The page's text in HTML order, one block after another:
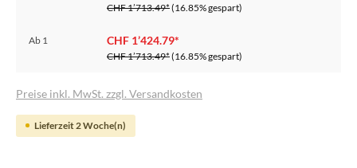
CHF 1’713.49*(16.85% gespart)
Ab 1 CHF 1’424.79*
CHF 1’713.49*(16.85% gespart)
Preise inkl. MwSt. zzgl. Versandkosten
Lieferzeit 2 Woche(n)